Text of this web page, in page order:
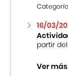
16/03/
partir
Ver más